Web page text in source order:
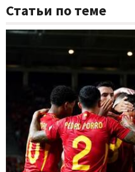
Статьи по теме